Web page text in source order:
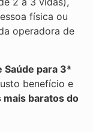
física ou
operadora de
para 3ª
benefício e
mais baratos do